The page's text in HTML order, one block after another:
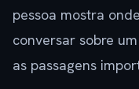
pessoa mostra
conversar sobre
as passagens